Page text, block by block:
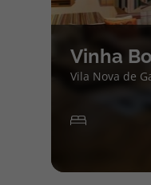
Vinha
Vila Nova de